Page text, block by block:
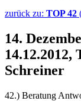
zurück zu: TOP 42
14.
Schreiner
42.) Beratung